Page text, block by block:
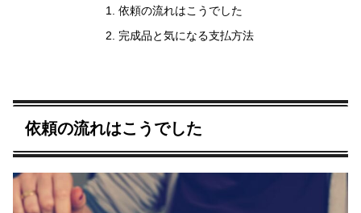
依頼の流れはこうでした
完成品と気になる支払方法
依頼の流れはこうでした